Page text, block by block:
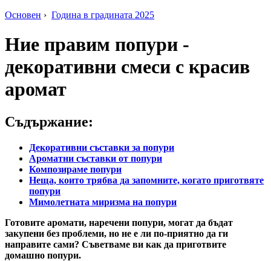
Основен › Година в градината 2025
Ние правим попури -
декоративни смеси с красив
аромат
Съдържание:
Декоративни съставки за попури
Ароматни съставки от попури
Композираме попури
Неща, които трябва да запомните, когато приготвяте
попури
Мимолетната миризма на попури
Готовите аромати, наречени попури, могат да бъдат
закупени без проблеми, но не е ли по-приятно да ги
направите сами? Съветваме ви как да приготвите
домашно попури.